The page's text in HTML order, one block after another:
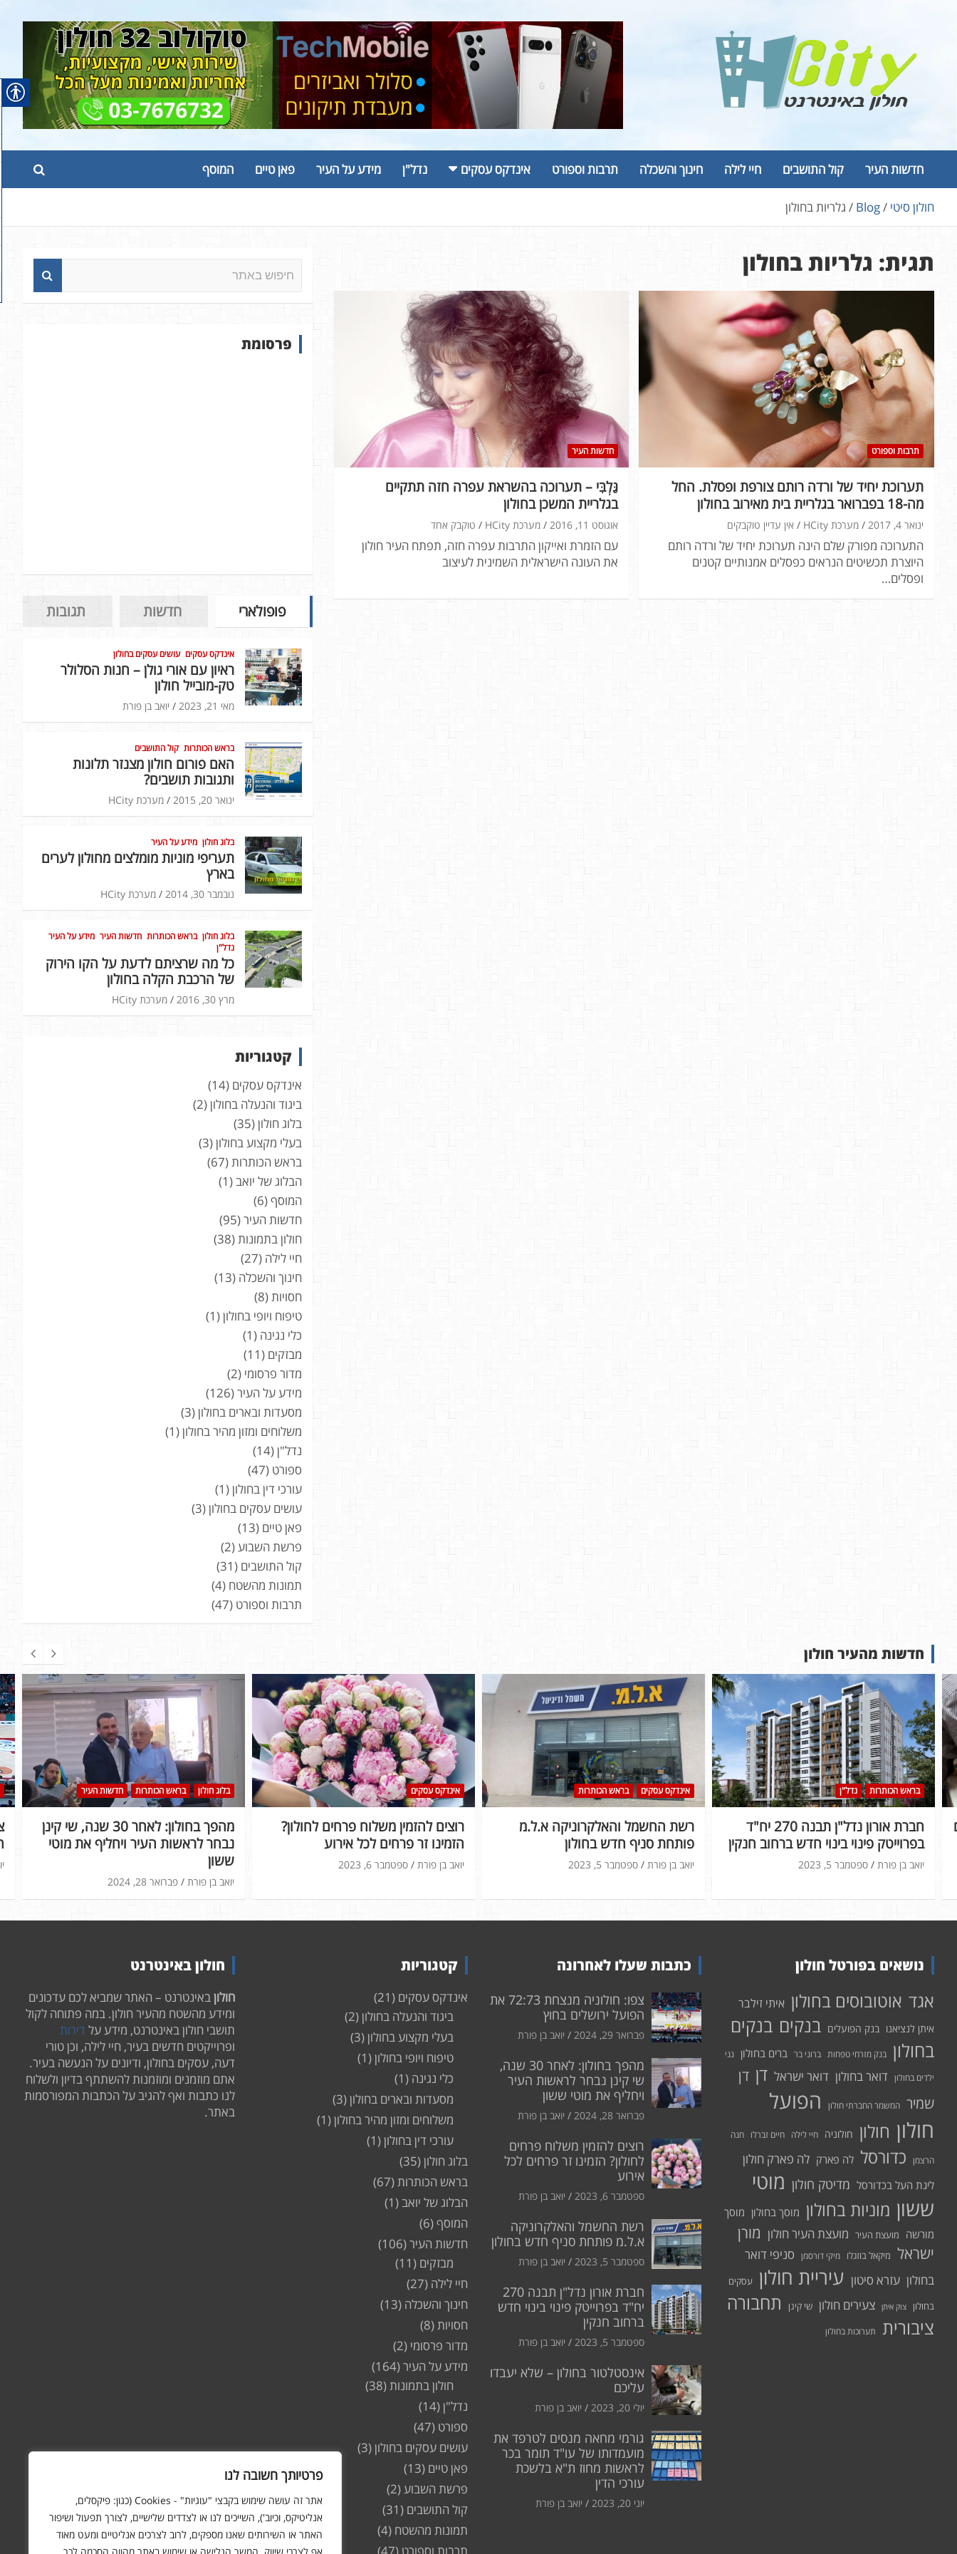
פרטיותך חשובה לנו
אתר זה עושה שימוש בקבצי "עוגיות" - Cookies (כגון: פיקסלים,
אנליטיקס, וכיוב'), השייכים לנו או לצדדים שלישיים, לצורך תפעול ושיפור
האתר או השירותים שאנו מספקים, לרוב לצרכים אנליטיים ומעט מאוד
חדשות העיר קול התושבים חיי לילה חינוך והשכלה תרבות וספורט אינדקס עסקים נדל"ן מידע על העיר פאן טיים המוסף
חולון סיטי Blog גלריות בחולון
תגית: גלריות בחולון
תרבות וספורט
תערוכת יחיד של ורדה רותם צורפת ופסלת. החל
מה-18 בפברואר בגלריית בית מאירוב בחולון
ינואר 4, 2017 מערכת HCity אין עדיין טוקבקים
התערוכה מפורק שלם הינה תערוכת יחיד של ורדה רותם
היוצרת תכשיטים הנראים כפסלים אמנותיים קטנים
ופסלים…
חדשות העיר
גַּלְבִּי – תערוכה בהשראת עפרה חזה תתקיים
בגלריית המשכן בחולון
אוגוסט 11, 2016 מערכת HCity טוקבק אחד
עם הזמרת ואייקון התרבות עפרה חזה, תפתח העיר חולון
את העונה הישראלית השמינית לעיצוב
פ
ש
פרסומת
פופולארי חדשות תגובות
אינדקס עסקים עושים עסקים בחולון
ראיון עם אורי גולן – חנות הסלולר
טק-מובייל חולון
מאי 21, 2023 יואב בן פורת
בראש הכותרות קול התושבים
האם פורום חולון מצנזר תלונות
ותגובות תושבים?
ינואר 20, 2015 מערכת HCity
בלוג חולון מידע על העיר
תעריפי מוניות מומלצים מחולון לערים
בארץ
נובמבר 30, 2014 מערכת HCity
בלוג חולון בראש הכותרות חדשות העיר מידע על העיר
נדל"ן
כל מה שרציתם לדעת על הקו הירוק
של הרכבת הקלה בחולון
מרץ 30, 2016 מערכת HCity
קטגוריות
אינדקס עסקים (14)
ביגוד והנעלה בחולון(2)
בלוג חולון(35)
בעלי מקצוע בחולון(3)
בראש הכותרות (67)
הבלוג של יואב (1)
המוסף(6)
חדשות העיר(95)
חולון בתמונות (38)
חיי לילה (27)
חינוך והשכלה (13)
חסויות (8)
טיפוח ויופי בחולון(1)
כלי נגינה (1)
מבזקים (11)
מדור פרסומי (2)
מידע על העיר(126)
מסעדות ובארים בחולון(3)
משלוחים ומזון מהיר בחולון(1)
נדל"ן(14)
ספורט (47)
עורכי דין בחולון(1)
עושים עסקים בחולון(3)
פאן טיים (13)
פרשת השבוע (2)
קול התושבים (31)
תמונות מהשטח (4)
תרבות וספורט (47)
חדשות מהעיר חולון
בלוג חולון בראש הכותרות חדשות העיר
מהפך בחולון: לאחר 30 שנה, שי קינן
נבחר לראשות העיר ויחליף את מוטי
ששון
פברואר 28, 2024 יואב בן פורת
אינדקס עסקים
רוצים להזמין משלוח פרחים לחולון?
הזמינו זר פרחים לכל אירוע
ספטמבר 6, 2023 יואב בן פורת
אינדקס עסקים בראש הכותרות
רשת החשמל והאלקרוניקה א.ל.מ
פותחת סניף חדש בחולון
ספטמבר 5, 2023 יואב בן פורת
בראש הכותרות נדל"ן
חברת אורון נדל"ן תבנה 270 יח"ד
בפרוייטק פינוי בינוי חדש ברחוב חנקין
ספטמבר 5, 2023 יואב בן פורת
נושאים בפורטל חולון
אגד אוטובוסים בחולון איתי זילבר
איתן לנציאנו בנק הפועלים בנקים בנקים
בחולון בנק מזרחי טפחות ברוני בר ברים בחולון גני
ילדים בחולון דואר בחולון דואר ישראל דן דן
שמיר המשמר החברתי חולון
הפועל
חולון חולון חולוניה חיי לילה חיים זברלו חנה
הרצמן כדורסל לה פארק לה פארק חולון
ליגת העל בכדורסל מדיטק חולון מוטי
ששון מוניות בחולון מוסך בחולון מוסך
מורשה
מועצת העיר מועצת העיר חולון מורן
ישראל מיקאל בוזגלו מיקי דורסמן סניפי דואר
בחולון עזרא סיטון עיריית חולון עסקים
בחולון
צוק איתן צעירים חולון שי קינן
תחבורה
ציבורית
תערוכות בחולון
כתבות שעלו לאחרונה
צפו: חולוניה מנצחת 72:73 את
הפועל ירושלים בחוץ
פברואר 29, 2024 יואב בן פורת
מהפך בחולון: לאחר 30 שנה,
שי קינן נבחר לראשות העיר
ויחליף את מוטי ששון
פברואר 28, 2024 יואב בן פורת
רוצים להזמין משלוח פרחים
לחולון? הזמינו זר פרחים לכל
אירוע
ספטמבר 6, 2023 יואב בן פורת
רשת החשמל והאלקרוניקה
א.ל.מ פותחת סניף חדש בחולון
ספטמבר 5, 2023 יואב בן פורת
חברת אורון נדל"ן תבנה 270
יח"ד בפרוייטק פינוי בינוי חדש
ברחוב חנקין
ספטמבר 5, 2023 יואב בן פורת
אינסטלטור בחולון – שלא יעבדו
עליכם
יולי 20, 2023 יואב בן פורת
גורמי מחאה מנסים לטרפד את
מועמדותו של עו"ד תומר בכר
לראשות מחוז ת"א בלשכת
עורכי הדין
יוני 20, 2023 יואב בן פורת
קטגוריות
אינדקס עסקים (21)
ביגוד והנעלה בחולון(2)
בעלי מקצוע בחולון(3)
טיפוח ויופי בחולון(1)
כלי נגינה (1)
מסעדות ובארים בחולון(3)
משלוחים ומזון מהיר בחולון(1)
עורכי דין בחולון(1)
בלוג חולון(35)
בראש הכותרות(67)
הבלוג של יואב (1)
המוסף(6)
חדשות העיר(106)
מבזקים (11)
חיי לילה (27)
חינוך והשכלה (13)
חסויות(8)
מדור פרסומי (2)
מידע על העיר(164)
חולון בתמונות(38)
נדל"ן(14)
ספורט (47)
עושים עסקים בחולון(3)
פאן טיים (13)
פרשת השבוע(2)
קול התושבים (31)
תמונות מהשטח (4)
חולון באינטרנט
חולוןבאינטרנט – האתר שמביא לכם עדכונים
ומידע מהשטח מהעיר חולון. במה פתוחה לקול
תושבי חולון באינטרנט, מידע על דירות
ופרוייקטים חדשים בעיר, חיי לילה, וכן טורי
דעה, עסקים בחולון, ודיונים על הנעשה בעיר.
אתם מוזמנים ומוזמנות להשתתף בדיון ולשלוח
לנו כתבות ואף להגיב על הכתבות המפורסמות
באתר.